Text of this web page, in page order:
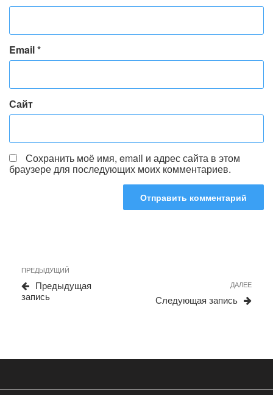
Email*
Сайт
Сохранить моё имя, email и адрес сайта в этом
браузере для последующих моих комментариев.
записям
Предыдущая
запись
ПРЕДЫДУЩИЙ
Предыдущая
запись
ДАЛЕЕ
Следующая запись